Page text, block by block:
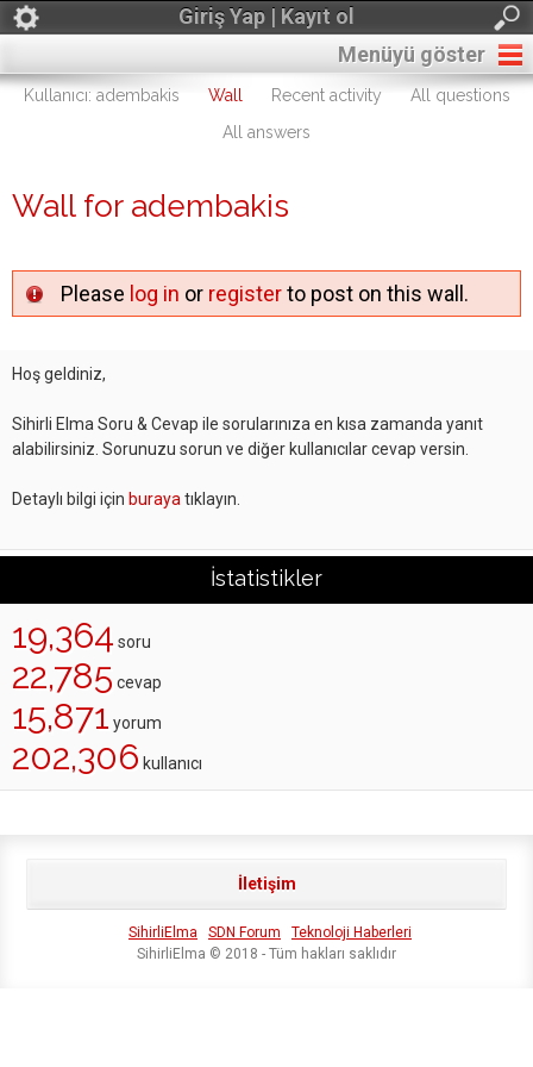
Giriş Yap | Kayıt ol
Menüyü göster
Kullanıcı: adembakis Wall Recent activity
All questions
All answers
Wall for adembakis
Please log in or registerto post on this wall.
Hoş geldiniz,
Sihirli Elma Soru & Cevap ile sorularınıza en kısa zamanda yanıt
alabilirsiniz. Sorunuzu sorun ve diğer kullanıcılar cevap versin.
Detaylı bilgi için buraya tıklayın.
İstatistikler
19,364 soru
22,785 cevap
15,871 yorum
202,306 kullanıcı
İletişim
SihirliElma SDN Forum
Teknoloji Haberleri
SihirliElma © 2018 - Tüm hakları saklıdır